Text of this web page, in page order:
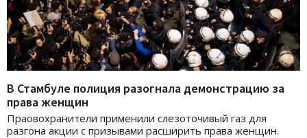
В Стамбуле полиция разогнала демонстрацию за
права женщин
Праовохранители применили слезоточивый газ для
разгона акции с призывами расширить права женщин.